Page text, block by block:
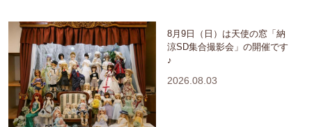
8月9日（日）は天使の窓「納
涼SD集合撮影会」の開催です
♪
2026.08.03